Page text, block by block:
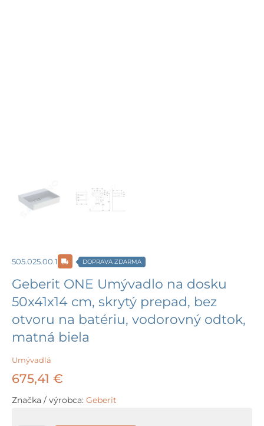
505.025.00.1 DOPRAVA ZDARMA
Geberit ONE Umývadlo na dosku
50x41x14 cm, skrytý prepad, bez
otvoru na batériu, vodorovný odtok,
matná biela
Umývadlá
675,41 €
Značka / výrobca: Geberit